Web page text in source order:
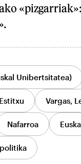
Unibertsitatea)
Vargas,
Nafarroa